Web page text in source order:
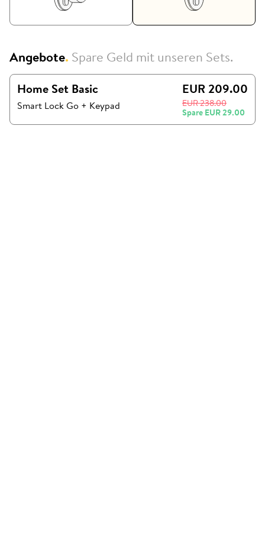
Angebote. Spare Geld mit unseren Sets.
Home Set Basic
Smart Lock Go + Keypad
EUR 209.00
EUR 238.00
Spare EUR 29.00